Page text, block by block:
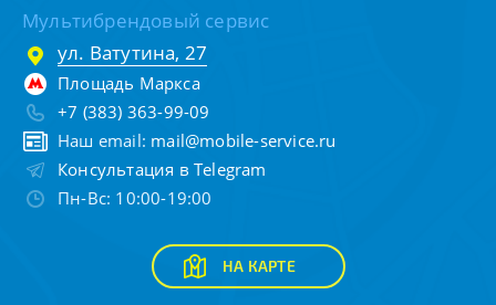
Мультибрендовый сервис
ул. Ватутина, 27
Площадь Маркса
+7 (383) 363-99-09
Наш email: mail@mobile-service.ru
Консультация в Telegram
Пн-Вс: 10:00-19:00
НА КАРТЕ